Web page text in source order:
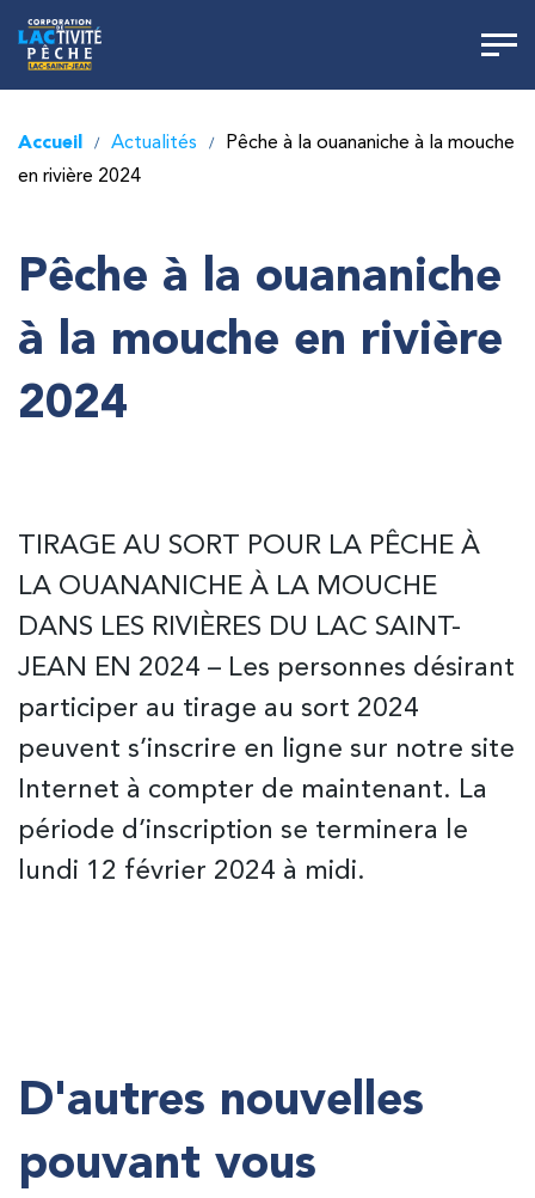
Accueil / Actualités /
Pêche à la ouananiche à la mouche
en rivière 2024
Pêche à la ouananiche
à la mouche en rivière
2024
TIRAGE AU SORT POUR LA PÊCHE À
LA OUANANICHE À LA MOUCHE
DANS LES RIVIÈRES DU LAC SAINT-
JEAN EN 2024 – Les personnes désirant
participer au tirage au sort 2024
peuvent s’inscrire en ligne sur notre site
Internet à compter de maintenant. La
période d’inscription se terminera le
lundi 12 février 2024 à midi.
D'autres nouvelles
pouvant vous